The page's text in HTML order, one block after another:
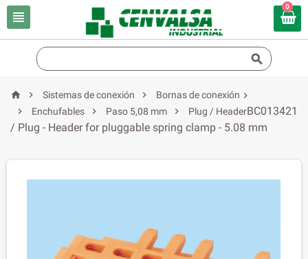

0

  Sistemas de conexión 
Bornas de conexión

Enchufables  Paso 5,08 mm  Plug / Header

BC013421
/ Plug - Header for pluggable spring clamp - 5.08 mm